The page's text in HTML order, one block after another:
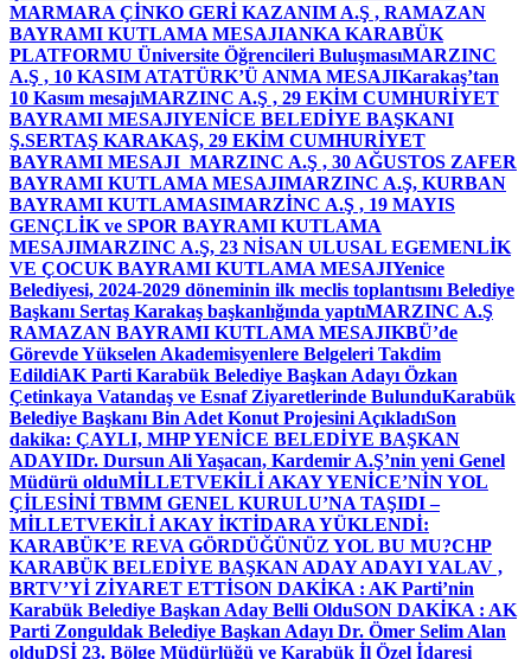
MARMARA ÇİNKO GERİ KAZANIM A.Ş , RAMAZAN
BAYRAMI KUTLAMA MESAJIANKA KARABÜK
PLATFORMU Üniversite Öğrencileri BuluşmasıMARZINC
A.Ş , 10 KASIM ATATÜRK’Ü ANMA MESAJIKarakaş’tan
10 Kasım mesajıMARZINC A.Ş , 29 EKİM CUMHURİYET
BAYRAMI MESAJIYENİCE BELEDİYE BAŞKANI
Ş.SERTAŞ KARAKAŞ, 29 EKİM CUMHURİYET
BAYRAMI MESAJI MARZINC A.Ş , 30 AĞUSTOS ZAFER
BAYRAMI KUTLAMA MESAJIMARZINC A.Ş, KURBAN
BAYRAMI KUTLAMASIMARZİNC A.Ş , 19 MAYIS
GENÇLİK ve SPOR BAYRAMI KUTLAMA
MESAJIMARZINC A.Ş, 23 NİSAN ULUSAL EGEMENLİK
VE ÇOCUK BAYRAMI KUTLAMA MESAJIYenice
Belediyesi, 2024-2029 döneminin ilk meclis toplantısını Belediye
Başkanı Sertaş Karakaş başkanlığında yaptıMARZINC A.Ş
RAMAZAN BAYRAMI KUTLAMA MESAJIKBÜ’de
Görevde Yükselen Akademisyenlere Belgeleri Takdim
EdildiAK Parti Karabük Belediye Başkan Adayı Özkan
Çetinkaya Vatandaş ve Esnaf Ziyaretlerinde BulunduKarabük
Belediye Başkanı Bin Adet Konut Projesini AçıkladıSon
dakika: ÇAYLI, MHP YENİCE BELEDİYE BAŞKAN
ADAYIDr. Dursun Ali Yaşacan, Kardemir A.Ş’nin yeni Genel
Müdürü olduMİLLETVEKİLİ AKAY YENİCE’NİN YOL
ÇİLESİNİ TBMM GENEL KURULU’NA TAŞIDI –
MİLLETVEKİLİ AKAY İKTİDARA YÜKLENDİ:
KARABÜK’E REVA GÖRDÜĞÜNÜZ YOL BU MU?CHP
KARABÜK BELEDİYE BAŞKAN ADAY ADAYI YALAV ,
BRTV’Yİ ZİYARET ETTİSON DAKİKA : AK Parti’nin
Karabük Belediye Başkan Aday Belli OlduSON DAKİKA : AK
Parti Zonguldak Belediye Başkan Adayı Dr. Ömer Selim Alan
olduDSİ 23. Bölge Müdürlüğü ve Karabük İl Özel İdaresi